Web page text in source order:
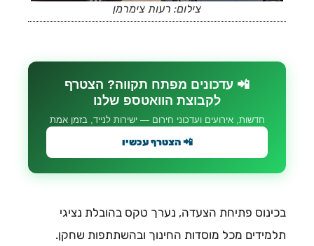
צילום: רעות צימרמן
📲 עדכונים מפתח תקווה? הצטרף
לקבוצת הוואטספ שלנו
חדשות, אירועים ועדכוני חירום — ישירות לנייד, בזמן אמת
📲 הצטרף עכשיו
בכינוס פתיחת הצעדה, נערך טקס בהובלת נציגי
תלמידים מכל מוסדות החינוך ובהשתתפות שחקן.